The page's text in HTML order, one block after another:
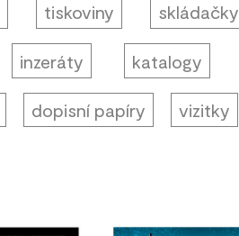
tiskoviny skládačky
inzeráty katalogy
dopisní papíry vizitky